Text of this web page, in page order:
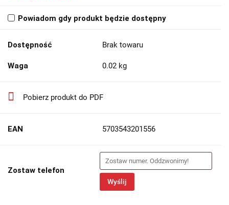
Powiadom gdy produkt będzie dostępny
Dostępność Brak towaru
Waga 0.02 kg
Pobierz produkt do PDF
EAN 5703543201556
Zostaw telefon
Wyślij